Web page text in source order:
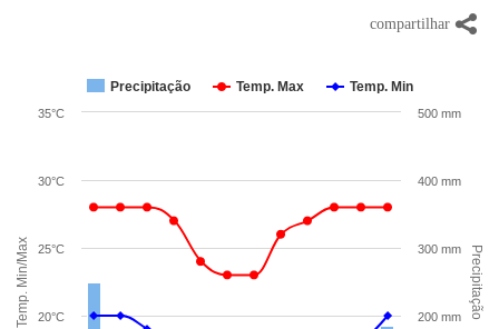
Temp. Min/Max Precipitação
Precipitação Temp. Max Temp. Min
20°C
25°C
30°C
35°C
200 mm
300 mm
400 mm
500 mm